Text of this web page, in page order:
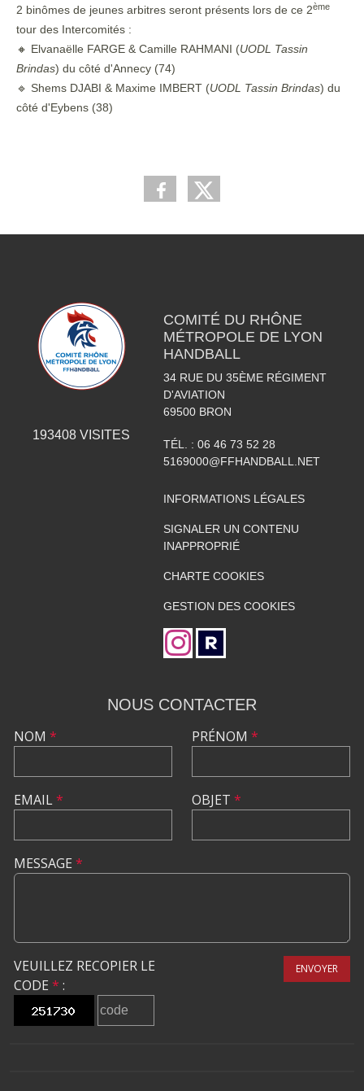
2 binômes de jeunes arbitres seront présents lors de ce 2ème
tour des Intercomités :
🔸 Elvanaëlle FARGE & Camille RAHMANI (UODL Tassin
Brindas) du côté d'Annecy (74)
🔹 Shems DJABI & Maxime IMBERT (UODL Tassin Brindas) du
côté d'Eybens (38)
193408 VISITES
COMITÉ DU RHÔNE
MÉTROPOLE DE LYON
HANDBALL
34 RUE DU 35ÈME RÉGIMENT
D'AVIATION
69500 BRON
TÉL. : 06 46 73 52 28
5169000@FFHANDBALL.NET
INFORMATIONS LÉGALES
SIGNALER UN CONTENU
INAPPROPRIÉ
CHARTE COOKIES
GESTION DES COOKIES
NOUS CONTACTER
NOM *
EMAIL*
PRÉNOM *
OBJET *
MESSAGE *
VEUILLEZ RECOPIER LE
CODE * :
ENVOYER